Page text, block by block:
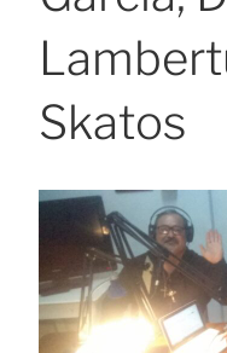
Skatos